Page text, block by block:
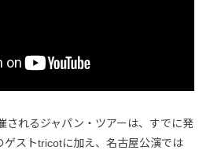
されるジャパン・ツアーは、すでに発
ゲストtricotに加え、名古屋公演では